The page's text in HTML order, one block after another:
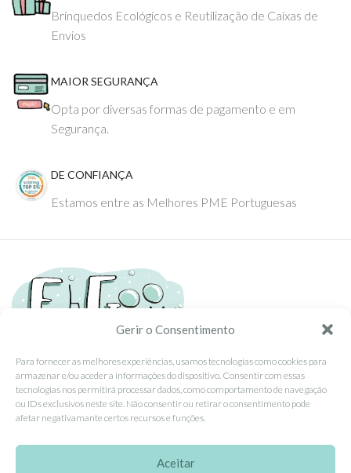
Gerir o Consentimento
Para fornecer as melhores experiências, usamos tecnologias como cookies para
armazenar e/ou aceder a informações do dispositivo. Consentir com essas
tecnologias nos permitirá processar dados, como comportamento de navegação
ou IDs exclusivos neste site. Não consentir ou retirar o consentimento pode
afetar negativamante certos recursos e funções.
Aceitar
Brinquedos Ecológicos e Reutilização de Caixas de
Envios
MAIOR SEGURANÇA
Opta por diversas formas de pagamento e em
Segurança.
DE CONFIANÇA
Estamos entre as Melhores PME Portuguesas
Tel: (351) 234095278 Custo de Chamada para Rede Fixa Nacional
Email: info@ehgoom.com
Rua José Afonso, Nº 50, 3800-438 Aveiro, Portugal